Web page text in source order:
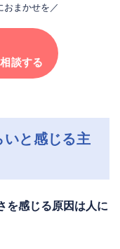
おまかせを／
談する
いと感じる主
を感じる原因は人に